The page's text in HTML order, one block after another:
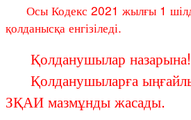
Осы Кодекс 2021 жылғы 1
қолданысқа енгізіледі.
Қолданушылар назарына!
Қолданушыларға
ЗҚАИ мазмұнды жасады.